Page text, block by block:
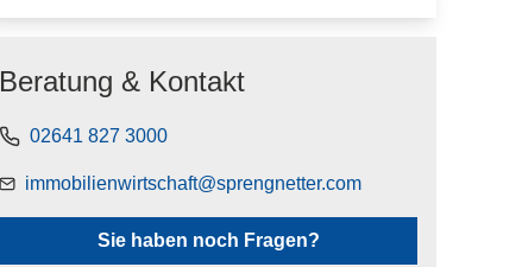
Beratung & Kontakt
02641 827 3000
immobilienwirtschaft@sprengnetter.com
Sie haben noch Fragen?